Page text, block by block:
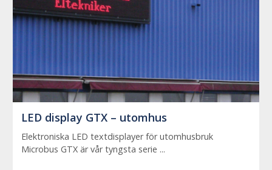
LED display GTX – utomhus
Elektroniska LED textdisplayer för utomhusbruk
Microbus GTX är vår tyngsta serie ...